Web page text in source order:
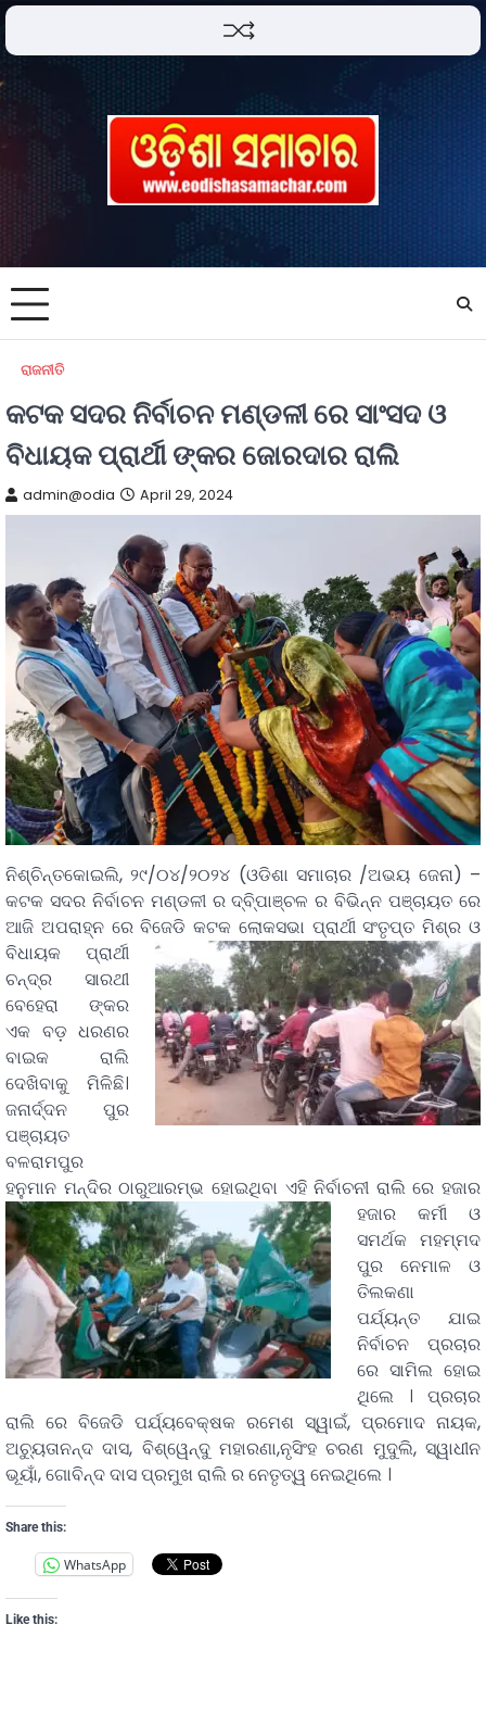
ରାଜନୀତି
କଟକ ସଦର ନିର୍ବାଚନ ମଣ୍ଡଳୀ ରେ ସାଂସଦ ଓ
ବିଧାୟକ ପ୍ରାର୍ଥୀ ଙ୍କର ଜୋରଦାର ରାଲି
admin@odia April 29, 2024
ନିଶ୍ଚିନ୍ତକୋଇଲି, ୨୯/୦୪/୨୦୨୪ (ଓଡିଶା ସମାଚାର /ଅଭୟ ଜେନା) –
କଟକ ସଦର ନିର୍ବାଚନ ମଣ୍ଡଳୀ ର ଦ୍ବି୍ପାଞ୍ଚଳ ର ବିଭିନ୍ନ ପଞ୍ଚାୟତ ରେ
ଆଜି ଅପରାହ୍ନ ରେ ବିଜେଡି କଟକ ଲୋକସଭା ପ୍ରାର୍ଥୀ ସଂତୃପ୍ତ ମିଶ୍ର ଓ
ବିଧାୟକ ପ୍ରାର୍ଥୀ
ଚନ୍ଦ୍ର ସାରଥୀ
ବେହେରା ଙ୍କର
ଏକ ବଡ଼ ଧରଣର
ବାଇକ ରାଲି
ଦେଖିବାକୁ ମିଳିଛି।
ଜନାର୍ଦ୍ଦନ ପୁର
ପଞ୍ଚାୟତ
ବଳରାମପୁର
ହନୁମାନ ମନ୍ଦିର ଠାରୁଆରମ୍ଭ ହୋଇଥିବା ଏହି ନିର୍ବାଚନୀ ରାଲି ରେ ହଜାର
ହଜାର କର୍ମୀ ଓ
ସମର୍ଥକ ମହମ୍ମଦ
ପୁର ନେମାଳ ଓ
ତିଲକଣା
ପର୍ଯ୍ୟନ୍ତ ଯାଇ
ନିର୍ବାଚନ ପ୍ରଚାର
ରେ ସାମିଲ ହୋଇ
ଥିଲେ । ପ୍ରଚାର
ରାଲି ରେ ବିଜେଡି ପର୍ଯ୍ୟବେକ୍ଷକ ରମେଶ ସ୍ୱାଇଁ, ପ୍ରମୋଦ ନାୟକ,
ଅଚ୍ୟୁତାନନ୍ଦ ଦାସ, ବିଶ୍ୱେନ୍ଦୁ ମହାରଣା,ନୃସିଂହ ଚରଣ ମୁଦୁଲି, ସ୍ୱାଧୀନ
ଭୂୟାଁ, ଗୋବିନ୍ଦ ଦାସ ପ୍ରମୁଖ ରାଲି ର ନେତୃତ୍ୱ ନେଇଥିଲେ ।
Share this:
WhatsApp
Like this: